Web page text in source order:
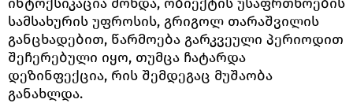
სამსახურის უფროსის, გრიგოლ თარაშვილის
განცხადებით, წარმოება გარკვეული პერიოდით
შეჩერებული იყო, თუმცა ჩატარდა
დეზინფექცია, რის შემდეგაც მუშაობა
განახლდა.